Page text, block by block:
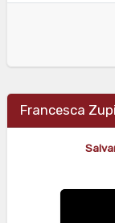
Francesca